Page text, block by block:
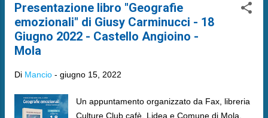
Presentazione libro "Geografie
emozionali" di Giusy Carminucci - 18
Giugno 2022 - Castello Angioino -
Mola
Di Mancio - giugno 15, 2022
Un appuntamento organizzato da Fax, libreria
Culture Club cafè, Lidea e Comune di Mola.